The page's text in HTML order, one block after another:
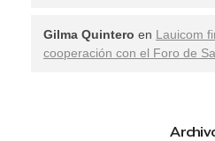
Gilma Quintero en Lauicom
cooperación con el Foro de